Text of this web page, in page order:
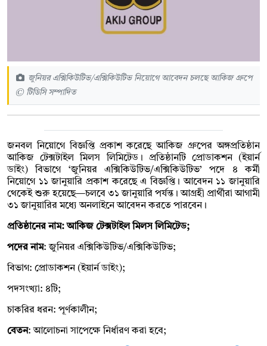
জুনিয়র এক্সিকিউটিভ/এক্সিকিউটিভ নিয়োগে আবেদন চলছে আকিজ গ্রুপে
© টিডিসি সম্পাদিত
জনবল নিয়োগে বিজ্ঞপ্তি প্রকাশ করেছে আকিজ গ্রুপের অঙ্গপ্রতিষ্ঠান
আকিজ টেক্সটাইল মিলস লিমিটেড। প্রতিষ্ঠানটি প্রোডাকশন (ইয়ার্ন
ডাইং) বিভাগে ‘জুনিয়র এক্সিকিউটিভ/এক্সিকিউটিভ’ পদে ৪ কর্মী
নিয়োগে ১১ জানুয়ারি প্রকাশ করেছে এ বিজ্ঞপ্তি। আবেদন ১১ জানুয়ারি
থেকেই শুরু হয়েছে—চলবে ৩১ জানুয়ারি পর্যন্ত। আগ্রহী প্রার্থীরা আগামী
৩১ জানুয়ারির মধ্যে অনলাইনে আবেদন করতে পারবেন।
প্রতিষ্ঠানের নাম: আকিজ টেক্সটাইল মিলস লিমিটেড;
পদের নাম: জুনিয়র এক্সিকিউটিভ/এক্সিকিউটিভ;
বিভাগ: প্রোডাকশন (ইয়ার্ন ডাইং);
পদসংখ্যা: ৪টি;
চাকরির ধরন: পূর্ণকালীন;
বেতন: আলোচনা সাপেক্ষে নির্ধারণ করা হবে;